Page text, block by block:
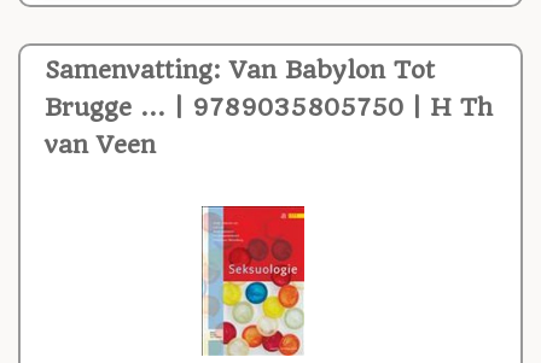
Samenvatting: Van Babylon Tot
Brugge ... | 9789035805750 | H Th
van Veen